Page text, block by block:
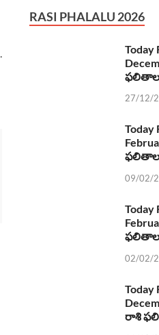
RASI PHALALU 2026
Today
27/12/
Today
09/02/
Today
02/02/
Today
రాశి